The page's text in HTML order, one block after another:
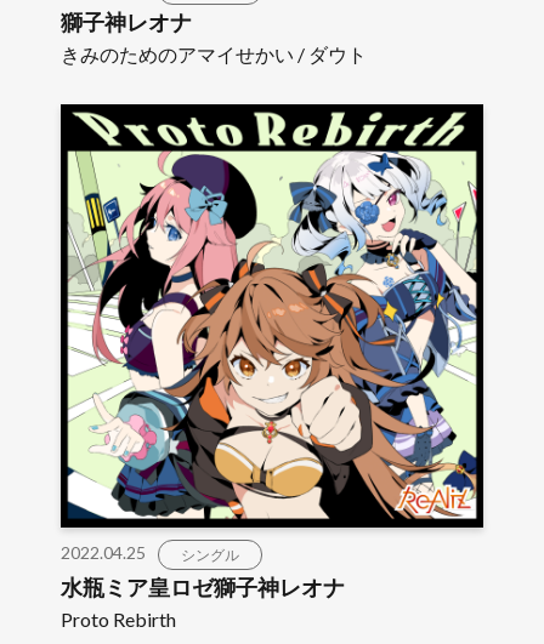
獅子神レオナ
きみのためのアマイせかい / ダウト
2022.04.25 シングル
水瓶ミア皇ロゼ獅子神レオナ
Proto Rebirth